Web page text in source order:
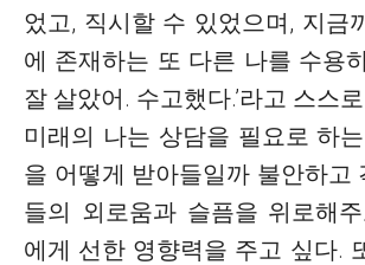
었고, 직시할 수 있었으며, 지금
에 존재하는 또 다른 나를 수용
잘 살았어. 수고했다.’라고 스스
미래의 나는 상담을 필요로 하
을 어떻게 받아들일까 불안하고
들의 외로움과 슬픔을 위로해
에게 선한 영향력을 주고 싶다.